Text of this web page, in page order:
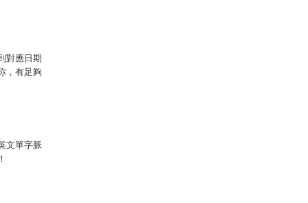
對應日期
，有足夠
文單字脈